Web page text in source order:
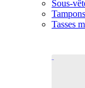
Sous-
Tampons
Tasses